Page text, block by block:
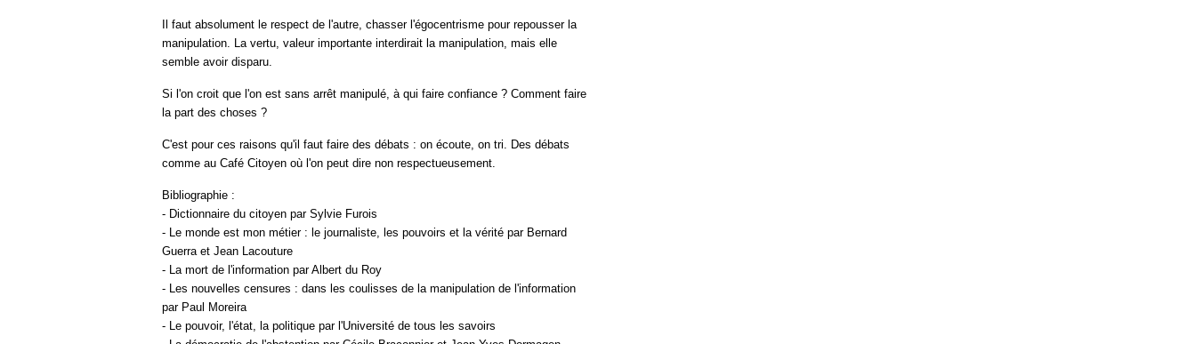
Il faut absolument le respect de l'autre, chasser l'égocentrisme pour repousser la
manipulation. La vertu, valeur importante interdirait la manipulation, mais elle
semble avoir disparu.
Si l'on croit que l'on est sans arrêt manipulé, à qui faire confiance ? Comment faire
la part des choses ?
C'est pour ces raisons qu'il faut faire des débats : on écoute, on tri. Des débats
comme au Café Citoyen où l'on peut dire non respectueusement.
Bibliographie :
- Dictionnaire du citoyen par Sylvie Furois
- Le monde est mon métier : le journaliste, les pouvoirs et la vérité par Bernard
Guerra et Jean Lacouture
- La mort de l'information par Albert du Roy
- Les nouvelles censures : dans les coulisses de la manipulation de l'information
par Paul Moreira
- Le pouvoir, l'état, la politique par l'Université de tous les savoirs